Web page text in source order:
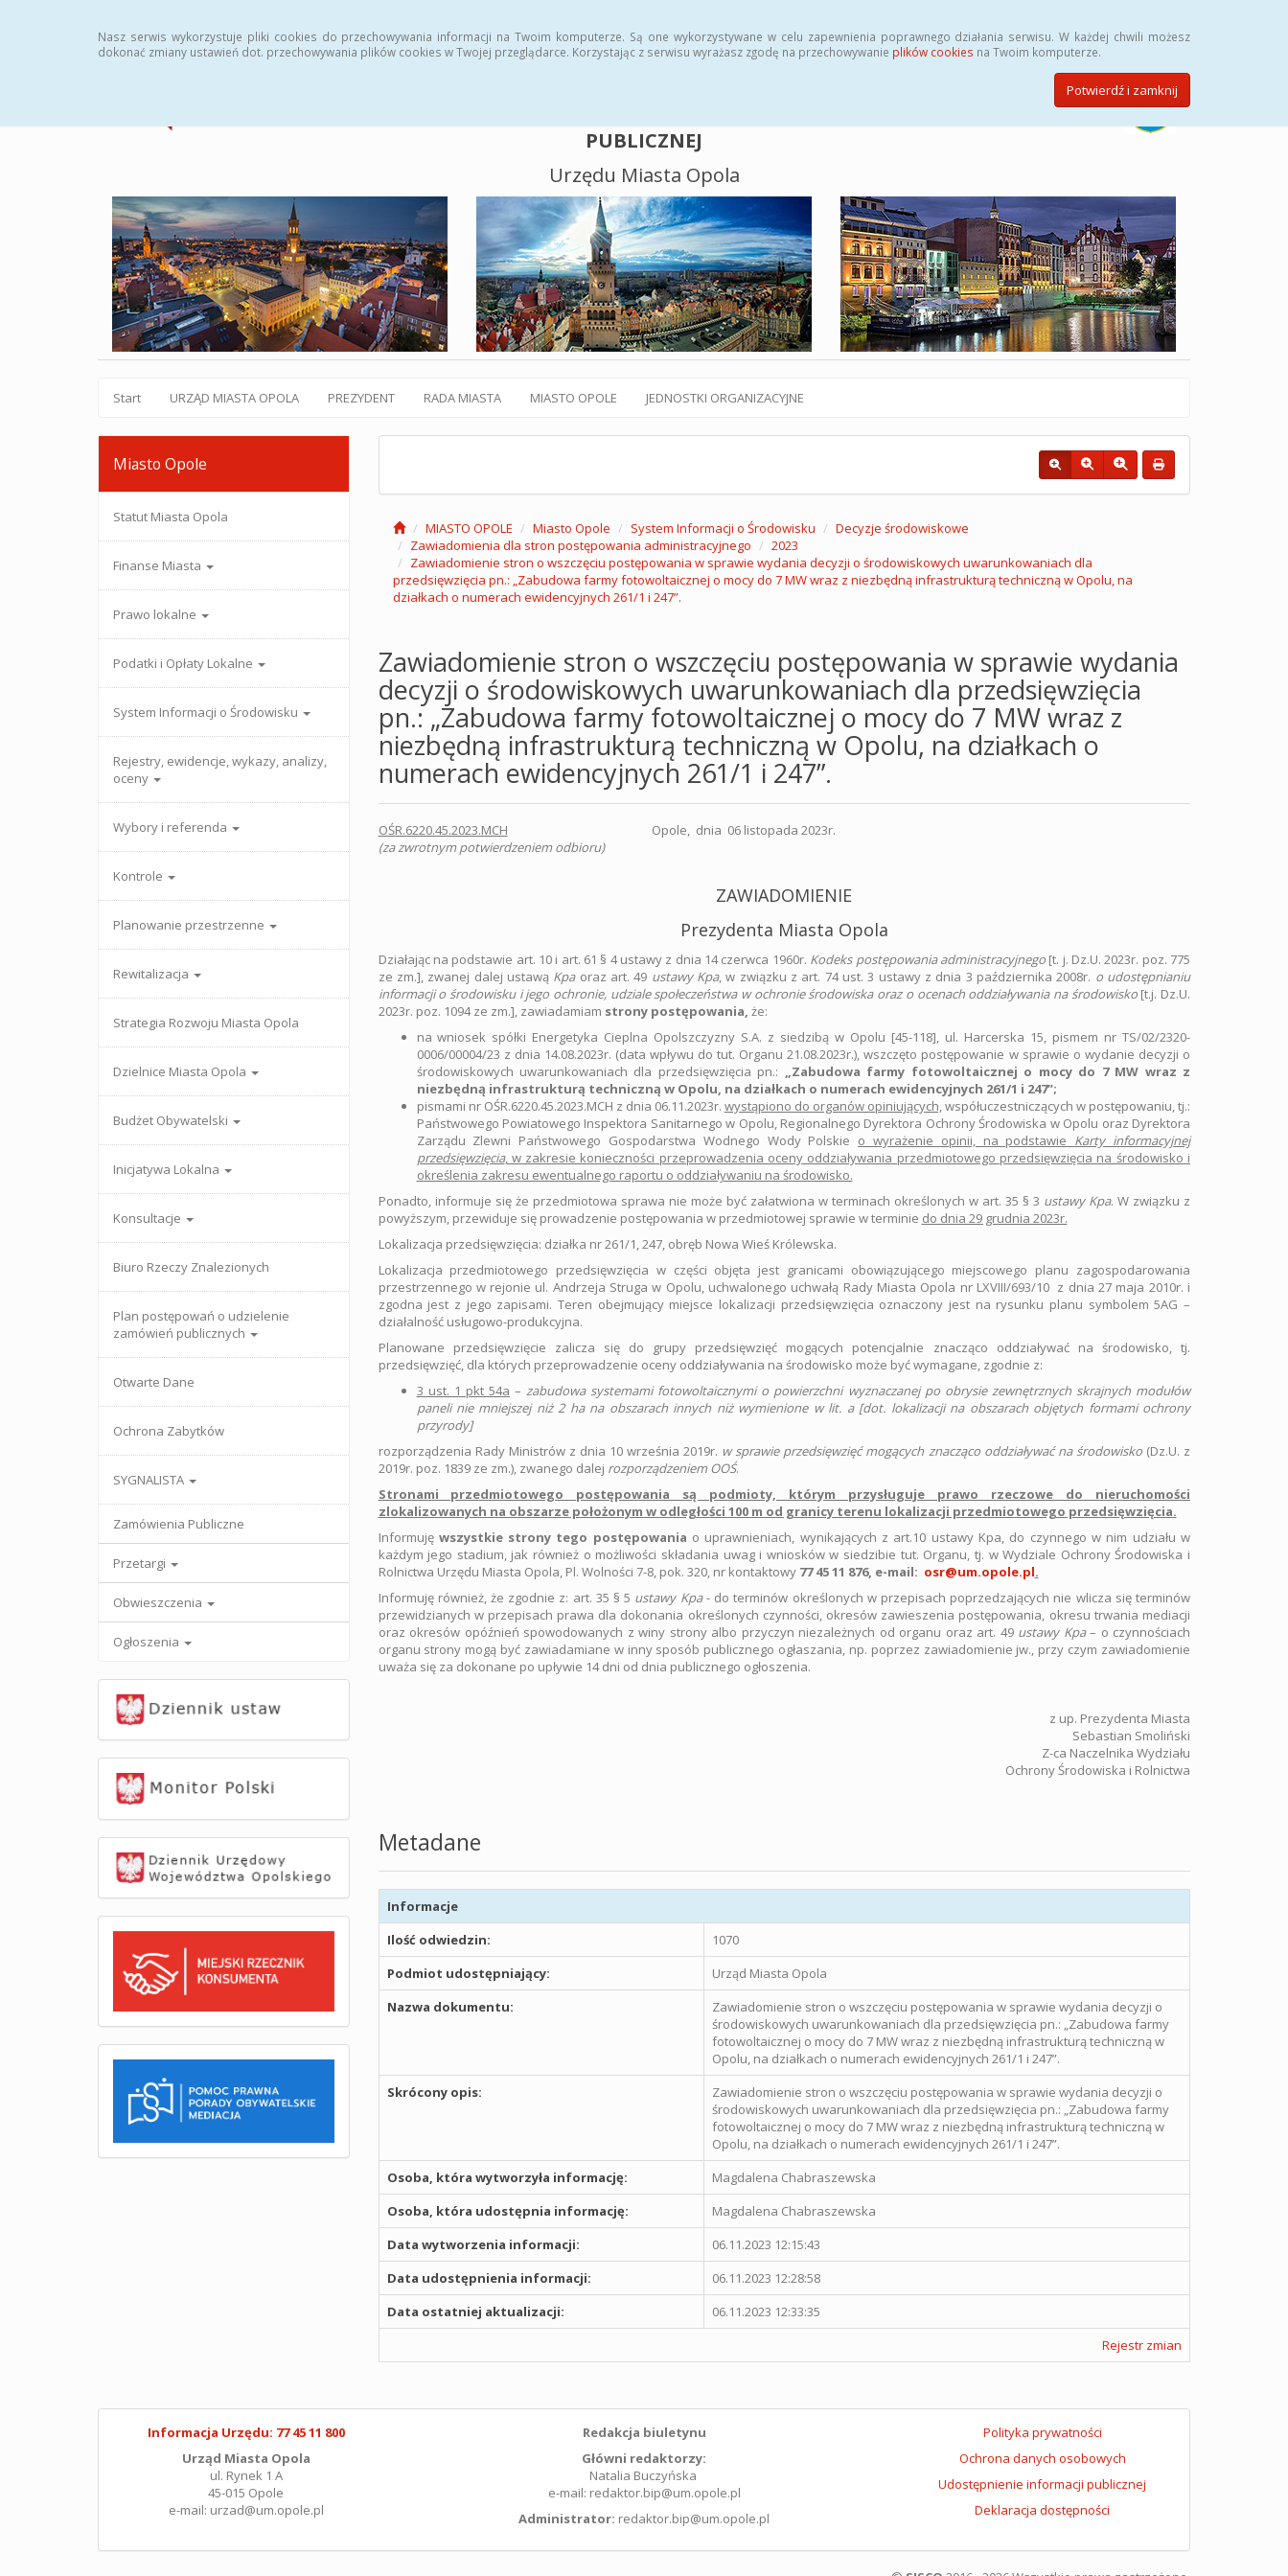
Nasz serwis wykorzystuje pliki cookies do przechowywania informacji na Twoim komputerze. Są one wykorzystywane w celu zapewnienia poprawnego działania serwisu. W każdej chwili możesz
dokonać zmiany ustawień dot. przechowywania plików cookies w Twojej przeglądarce. Korzystając z serwisu wyrażasz zgodę na przechowywanie plików cookies na Twoim komputerze.
Potwierdź i zamknij
PUBLICZNEJ
Urzędu Miasta Opola
Start URZĄD MIASTA OPOLA PREZYDENT RADA MIASTA MIASTO OPOLE JEDNOSTKI ORGANIZACYJNE
Miasto Opole
Statut Miasta Opola
Finanse Miasta
Prawo lokalne
Podatki i Opłaty Lokalne
System Informacji o Środowisku
Rejestry, ewidencje, wykazy, analizy,
oceny
Wybory i referenda
Kontrole
Planowanie przestrzenne
Rewitalizacja
Strategia Rozwoju Miasta Opola
Dzielnice Miasta Opola
Budżet Obywatelski
Inicjatywa Lokalna
Konsultacje
Biuro Rzeczy Znalezionych
Plan postępowań o udzielenie
zamówień publicznych
Otwarte Dane
Ochrona Zabytków
SYGNALISTA
Zamówienia Publiczne
Przetargi
Obwieszczenia
Ogłoszenia
MIASTO OPOLE Miasto Opole System Informacji o Środowisku
Decyzje środowiskowe
Zawiadomienia dla stron postępowania administracyjnego
2023
Zawiadomienie stron o wszczęciu postępowania w sprawie wydania decyzji o środowiskowych uwarunkowaniach dla
przedsięwzięcia pn.: „Zabudowa farmy fotowoltaicznej o mocy do 7 MW wraz z niezbędną infrastrukturą techniczną w Opolu, na
działkach o numerach ewidencyjnych 261/1 i 247”.
Zawiadomienie stron o wszczęciu postępowania w sprawie wydania
decyzji o środowiskowych uwarunkowaniach dla przedsięwzięcia
pn.: „Zabudowa farmy fotowoltaicznej o mocy do 7 MW wraz z
niezbędną infrastrukturą techniczną w Opolu, na działkach o
numerach ewidencyjnych 261/1 i 247”.
OŚR.6220.45.2023.MCH Opole, dnia 06 listopada 2023r.
(za zwrotnym potwierdzeniem odbioru)
ZAWIADOMIENIE
Prezydenta Miasta Opola
Działając na podstawie art. 10 i art. 61 § 4 ustawy z dnia 14 czerwca 1960r. Kodeks postępowania administracyjnego[t. j. Dz.U. 2023r. poz. 775
ze zm.], zwanej dalej ustawą Kpaoraz art. 49 ustawy Kpa, w związku z art. 74 ust. 3 ustawy z dnia 3 października 2008r. o udostępnianiu
informacji o środowisku i jego ochronie, udziale społeczeństwa w ochronie środowiska oraz o ocenach oddziaływania na środowisko[t.j. Dz.U.
2023r. poz. 1094 ze zm.], zawiadamiam strony postępowania, że:
na wniosek spółki Energetyka Cieplna Opolszczyzny S.A. z siedzibą w Opolu [45-118], ul. Harcerska 15, pismem nr TS/02/2320-
0006/00004/23 z dnia 14.08.2023r. (data wpływu do tut. Organu 21.08.2023r.), wszczęto postępowanie w sprawie o wydanie decyzji o
środowiskowych uwarunkowaniach dla przedsięwzięcia pn.: „Zabudowa farmy fotowoltaicznej o mocy do 7 MW wraz z
niezbędną infrastrukturą techniczną w Opolu, na działkach o numerach ewidencyjnych 261/1 i 247”;
pismami nr OŚR.6220.45.2023.MCH z dnia 06.11.2023r. wystąpiono do organów opiniujących,współuczestniczących w postępowaniu, tj.:
Państwowego Powiatowego Inspektora Sanitarnego w Opolu, Regionalnego Dyrektora Ochrony Środowiska w Opolu oraz Dyrektora
Zarządu Zlewni Państwowego Gospodarstwa Wodnego Wody Polskie o wyrażenie opinii, na podstawie Karty informacyjnej
przedsięwzięcia, w zakresie konieczności przeprowadzenia oceny oddziaływania przedmiotowego przedsięwzięcia na środowisko i
określenia zakresu ewentualnego raportu o oddziaływaniu na środowisko.
Ponadto, informuje się że przedmiotowa sprawa nie może być załatwiona w terminach określonych w art. 35 § 3 ustawy Kpa. W związku z
powyższym, przewiduje się prowadzenie postępowania w przedmiotowej sprawie w terminie do dnia 29 grudnia 2023r.
Lokalizacja przedsięwzięcia: działka nr 261/1, 247, obręb Nowa Wieś Królewska.
Lokalizacja przedmiotowego przedsięwzięcia w części objęta jest granicami obowiązującego miejscowego planu zagospodarowania
przestrzennego w rejonie ul. Andrzeja Struga w Opolu, uchwalonego uchwałą Rady Miasta Opola nr LXVIII/693/10 z dnia 27 maja 2010r. i
zgodna jest z jego zapisami. Teren obejmujący miejsce lokalizacji przedsięwzięcia oznaczony jest na rysunku planu symbolem 5AG –
działalność usługowo-produkcyjna.
Planowane przedsięwzięcie zalicza się do grupy przedsięwzięć mogących potencjalnie znacząco oddziaływać na środowisko, tj.
przedsięwzięć, dla których przeprowadzenie oceny oddziaływania na środowisko może być wymagane, zgodnie z:
3 ust. 1 pkt 54a –zabudowa systemami fotowoltaicznymi o powierzchni wyznaczanej po obrysie zewnętrznych skrajnych modułów
paneli nie mniejszej niż 2 ha na obszarach innych niż wymienione w lit. a [dot. lokalizacji na obszarach objętych formami ochrony
przyrody]
rozporządzenia Rady Ministrów z dnia 10 września 2019r. w sprawie przedsięwzięć mogących znacząco oddziaływać na środowisko(Dz.U. z
2019r. poz. 1839 ze zm.), zwanego dalej rozporządzeniem OOŚ.
Stronami przedmiotowego postępowania są podmioty, którym przysługuje prawo rzeczowe do nieruchomości
zlokalizowanych na obszarze położonym w odległości 100 m od granicy terenu lokalizacji przedmiotowego przedsięwzięcia.
Informuję wszystkie strony tego postępowania o uprawnieniach, wynikających z art.10 ustawy Kpa, do czynnego w nim udziału w
każdym jego stadium, jak również o możliwości składania uwag i wniosków w siedzibie tut. Organu, tj. w Wydziale Ochrony Środowiska i
Rolnictwa Urzędu Miasta Opola, Pl. Wolności 7-8, pok. 320, nr kontaktowy 77 45 11 876, e-mail: osr@um.opole.pl.
Informuję również, że zgodnie z: art. 35 § 5 ustawy Kpa- do terminów określonych w przepisach poprzedzających nie wlicza się terminów
przewidzianych w przepisach prawa dla dokonania określonych czynności, okresów zawieszenia postępowania, okresu trwania mediacji
oraz okresów opóźnień spowodowanych z winy strony albo przyczyn niezależnych od organu oraz art. 49 ustawy Kpa– o czynnościach
organu strony mogą być zawiadamiane w inny sposób publicznego ogłaszania, np. poprzez zawiadomienie jw., przy czym zawiadomienie
uważa się za dokonane po upływie 14 dni od dnia publicznego ogłoszenia.
z up. Prezydenta Miasta
Sebastian Smoliński
Z-ca Naczelnika Wydziału
Ochrony Środowiska i Rolnictwa
Metadane
Informacje
Ilość odwiedzin:
1070
Podmiot udostępniający:
Urząd Miasta Opola
Nazwa dokumentu:
Zawiadomienie stron o wszczęciu postępowania w sprawie wydania decyzji o
środowiskowych uwarunkowaniach dla przedsięwzięcia pn.: „Zabudowa farmy
fotowoltaicznej o mocy do 7 MW wraz z niezbędną infrastrukturą techniczną w
Opolu, na działkach o numerach ewidencyjnych 261/1 i 247”.
Skrócony opis:
Zawiadomienie stron o wszczęciu postępowania w sprawie wydania decyzji o
środowiskowych uwarunkowaniach dla przedsięwzięcia pn.: „Zabudowa farmy
fotowoltaicznej o mocy do 7 MW wraz z niezbędną infrastrukturą techniczną w
Opolu, na działkach o numerach ewidencyjnych 261/1 i 247”.
Osoba, która wytworzyła informację:
Magdalena Chabraszewska
Osoba, która udostępnia informację:
Magdalena Chabraszewska
Data wytworzenia informacji:
06.11.2023 12:15:43
Data udostępnienia informacji:
06.11.2023 12:28:58
Data ostatniej aktualizacji:
06.11.2023 12:33:35
Rejestr zmian
Informacja Urzędu: 77 45 11 800
Urząd Miasta Opola
ul. Rynek 1 A
45-015 Opole
e-mail: urzad@um.opole.pl
Redakcja biuletynu
Główni redaktorzy:
Natalia Buczyńska
e-mail: redaktor.bip@um.opole.pl
Administrator: redaktor.bip@um.opole.pl
Polityka prywatności
Ochrona danych osobowych
Udostępnienie informacji publicznej
Deklaracja dostępności